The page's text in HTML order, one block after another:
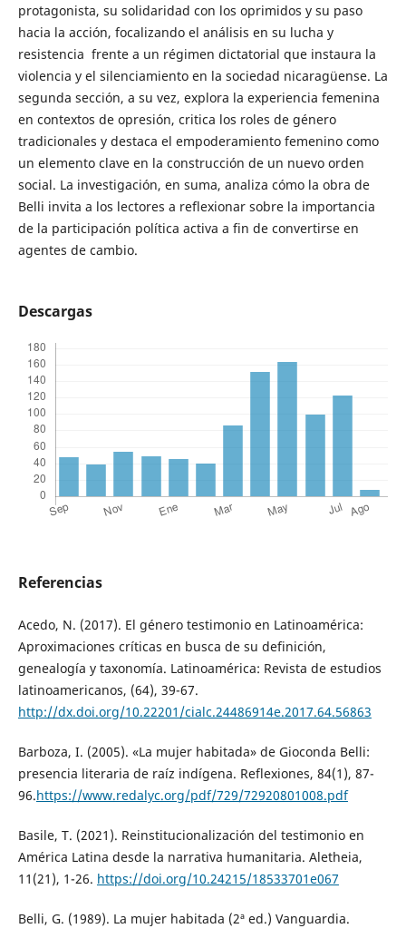
protagonista, su solidaridad con los oprimidos y su paso
hacia la acción, focalizando el análisis en su lucha y
resistencia frente a un régimen dictatorial que instaura la
violencia y el silenciamiento en la sociedad nicaragüense. La
segunda sección, a su vez, explora la experiencia femenina
en contextos de opresión, critica los roles de género
tradicionales y destaca el empoderamiento femenino como
un elemento clave en la construcción de un nuevo orden
social. La investigación, en suma, analiza cómo la obra de
Belli invita a los lectores a reflexionar sobre la importancia
de la participación política activa a fin de convertirse en
agentes de cambio.
Descargas
Referencias
Acedo, N. (2017). El género testimonio en Latinoamérica:
Aproximaciones críticas en busca de su definición,
genealogía y taxonomía. Latinoamérica: Revista de estudios
latinoamericanos, (64), 39-67.
http://dx.doi.org/10.22201/cialc.24486914e.2017.64.56863
Barboza, I. (2005). «La mujer habitada» de Gioconda Belli:
presencia literaria de raíz indígena. Reflexiones, 84(1), 87-
96.https://www.redalyc.org/pdf/729/72920801008.pdf
Basile, T. (2021). Reinstitucionalización del testimonio en
América Latina desde la narrativa humanitaria. Aletheia,
11(21), 1-26. https://doi.org/10.24215/18533701e067
Belli, G. (1989). La mujer habitada (2ª ed.) Vanguardia.